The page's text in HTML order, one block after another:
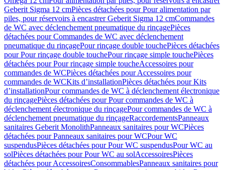
Geberit Sigma 12 cmPièces détachées pour Pour alimentation par
piles, pour réservoirs à encastrer Geberit Sigma 12 cmCommandes
de WC avec déclenchement pneumatique du rinçagePièces
détachées pour Commandes de WC avec déclenchement
pneumatique du rinçagePour rinçage double touchePièces détachées
pour Pour rinçage double touchePour rinçage simple touchePièces
détachées pour Pour rinçage simple toucheAccessoires pour
commandes de WCPièces détachées pour Accessoires pour
commandes de WCKits d’installationPièces détachées pour Kits
d’installationPour commandes de WC à déclenchement électronique
du rinçagePièces détachées pour Pour commandes de WC à
déclenchement électronique du rinçagePour commandes de WC à
déclenchement pneumatique du rinçageRaccordementsPanneaux
sanitaires Geberit MonolithPanneaux sanitaires pour WCPièces
détachées pour Panneaux sanitaires pour WCPour WC
suspendusPièces détachées pour Pour WC suspendusPour WC au
solPièces détachées pour Pour WC au solAccessoiresPièces
détachées pour AccessoiresConsommablesPanneaux sanitaires pour